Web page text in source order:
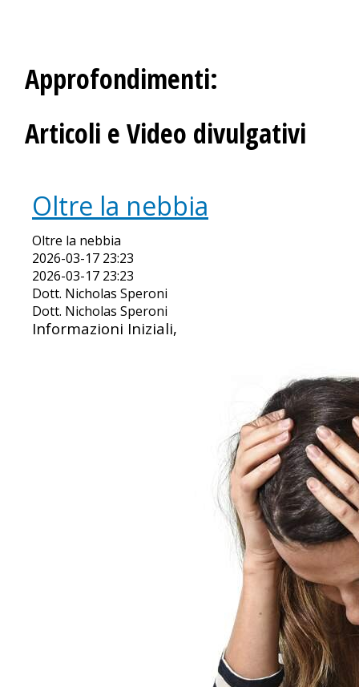
Approfondimenti:
Articoli e Video divulgativi
Oltre la nebbia
Oltre la nebbia
2026-03-17 23:23
2026-03-17 23:23
Dott. Nicholas Speroni
Dott. Nicholas Speroni
Informazioni Iniziali,